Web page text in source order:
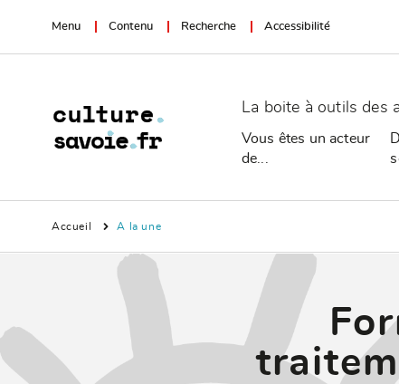
Menu Contenu Recherche Accessibilité
La boite à outils des
Vous êtes un acteur
de...
Accueil A la une